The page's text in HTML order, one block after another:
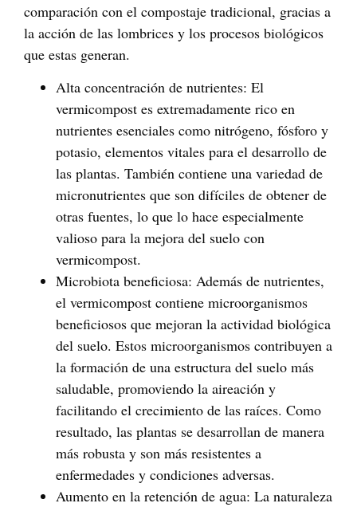
comparación con el compostaje tradicional, gracias a
la acción de las lombrices y los procesos biológicos
que estas generan.
Alta concentración de nutrientes: El
vermicompost es extremadamente rico en
nutrientes esenciales como nitrógeno, fósforo y
potasio, elementos vitales para el desarrollo de
las plantas. También contiene una variedad de
micronutrientes que son difíciles de obtener de
otras fuentes, lo que lo hace especialmente
valioso para la mejora del suelo con
vermicompost.
Microbiota beneficiosa: Además de nutrientes,
el vermicompost contiene microorganismos
beneficiosos que mejoran la actividad biológica
del suelo. Estos microorganismos contribuyen a
la formación de una estructura del suelo más
saludable, promoviendo la aireación y
facilitando el crecimiento de las raíces. Como
resultado, las plantas se desarrollan de manera
más robusta y son más resistentes a
enfermedades y condiciones adversas.
Aumento en la retención de agua: La naturaleza